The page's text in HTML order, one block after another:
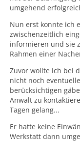
umgehend
Nun erst konnte ich
zwischenzeitlich
informieren und sie
Rahmen einer
Zuvor wollte ich bei
nicht noch
berücksichtigen
Anwalt zu
Tagen gelang...
Er hatte keine
Werkstatt dann